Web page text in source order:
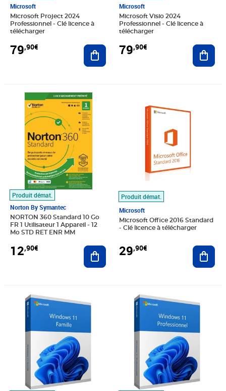
Microsoft
Microsoft Project 2024
Professionnel - Clé licence à
télécharger
79,90€ Ajouter au panier
Microsoft
Microsoft Visio 2024
Professionnel - Clé licence à
télécharger
79,90€
Produit démat.
Norton By Symantec
NORTON 360 Standard 10 Go
FR 1 Utilisateur 1 Appareil - 12
Mo STD RET ENR MM
12,90€ Ajouter au panier
Produit démat.
Microsoft
Microsoft Office 2016 Standard
- Clé licence à télécharger
29,90€
Prix 4,82€ Prix 3,28€